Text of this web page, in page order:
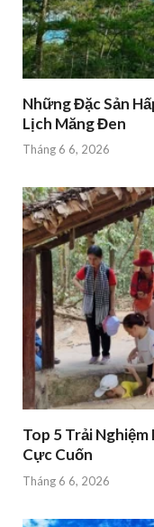
Những Đặc Sản
Lịch Măng Đen
Tháng 6 6, 2026
Top 5 Trải
Cực Cuốn
Tháng 6 6, 2026